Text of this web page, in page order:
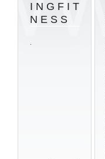
I N G F I T
N E S S
.